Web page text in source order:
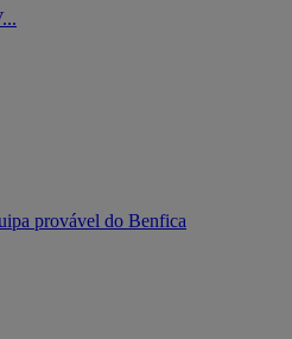
provável do Benfica